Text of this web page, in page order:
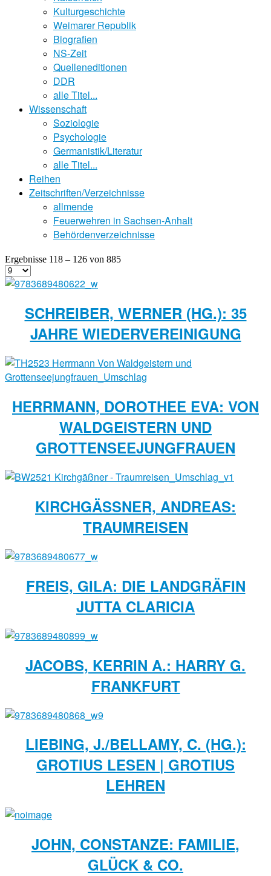
Kulturgeschichte
Weimarer Republik
Biografien
NS-Zeit
Quelleneditionen
DDR
alle Titel...
Wissenschaft
Soziologie
Psychologie
Germanistik/Literatur
alle Titel...
Reihen
Zeitschriften/Verzeichnisse
allmende
Feuerwehren in Sachsen-Anhalt
Behördenverzeichnisse
Ergebnisse 118 – 126 von 885
SCHREIBER, WERNER (HG.): 35
JAHRE WIEDERVEREINIGUNG
HERRMANN, DOROTHEE EVA: VON
WALDGEISTERN UND
GROTTENSEEJUNGFRAUEN
KIRCHGÄSSNER, ANDREAS: T
RAUMREISEN
FREIS, GILA: DIE LANDGRÄFIN
JUTTA CLARICIA
JACOBS, KERRIN A.: HARRY G.
FRANKFURT
LIEBING, J./BELLAMY, C. (HG.):
GROTIUS LESEN | GROTIUS
LEHREN
JOHN, CONSTANZE: FAMILIE,
GLÜCK & CO.